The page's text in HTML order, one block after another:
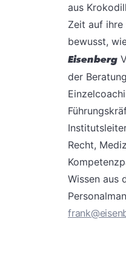
aus
Zeit auf
bewusst,
Eisenberg
der
Recht,
Wissen aus